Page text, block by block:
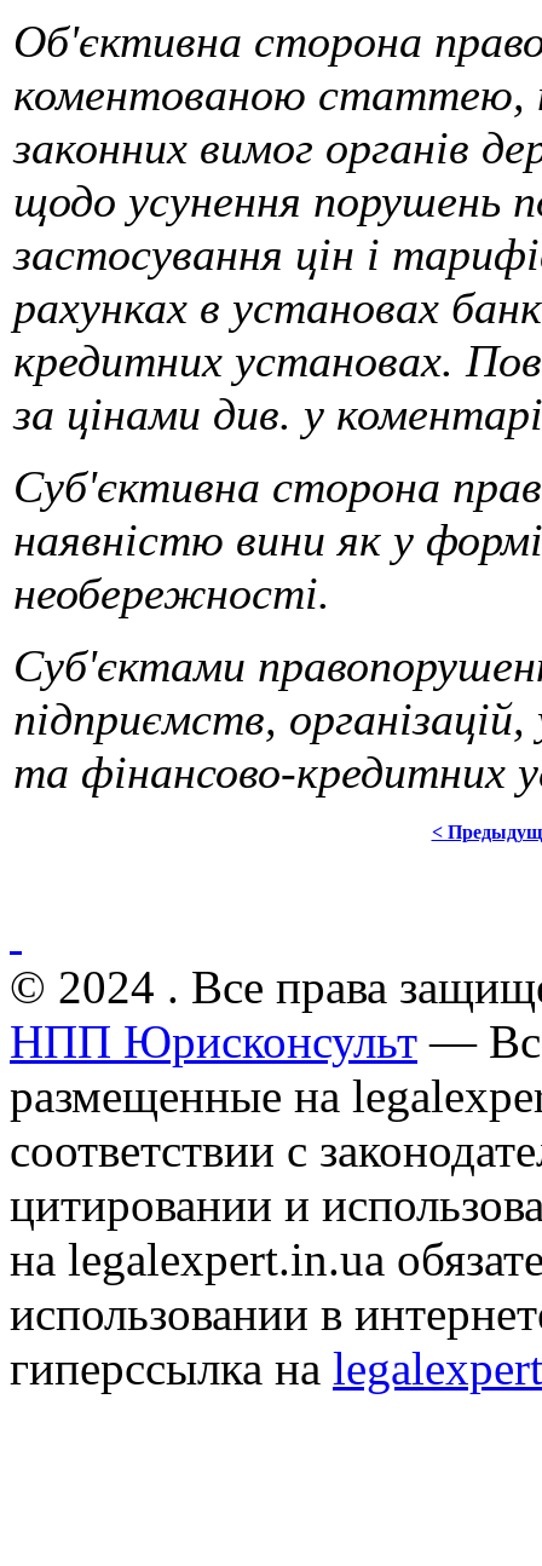
Об'єктивна сторона
коментованою статтею,
законних вимог органів
щодо усунення порушень
застосування цін і
рахунках в установах
кредитних установах.
за цінами див. у
Суб'єктивна сторона
наявністю вини як у
необережності.
Суб'єктами
підприємств,
та фінансово-кредитних
<
© 2024 . Все права
НПП Юрисконсульт —
размещенные на
соответствии с
цитировании и
на legalexpert.in.ua
использовании в
гиперссылка на